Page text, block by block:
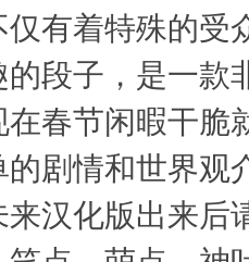
仅有着特殊的
段子，是一款
在春节闲暇干
剧情和世界观
汉化版出来后